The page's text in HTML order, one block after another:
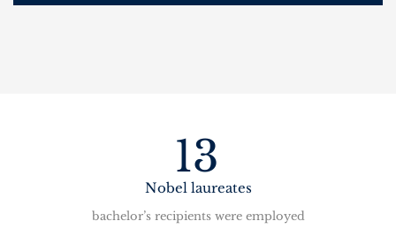
13
Nobel laureates
bachelor’s recipients were employed